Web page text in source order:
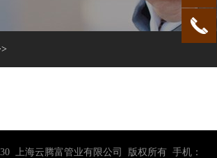
上海云腾富管业有限公司 版权所有 手机：